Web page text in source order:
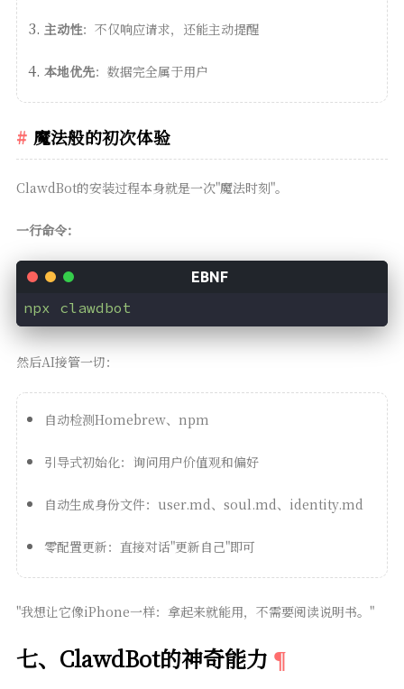
主动性：不仅响应请求，还能主动提醒
本地优先：数据完全属于用户
魔法般的初次体验
ClawdBot的安装过程本身就是一次"魔法时刻"。
一行命令：
npx clawdbot
然后AI接管一切：
自动检测Homebrew、npm
引导式初始化：询问用户价值观和偏好
自动生成身份文件：user.md、soul.md、identity.md
零配置更新：直接对话"更新自己"即可
"我想让它像iPhone一样：拿起来就能用，不需要阅读说明书。"
七、ClawdBot的神奇能力